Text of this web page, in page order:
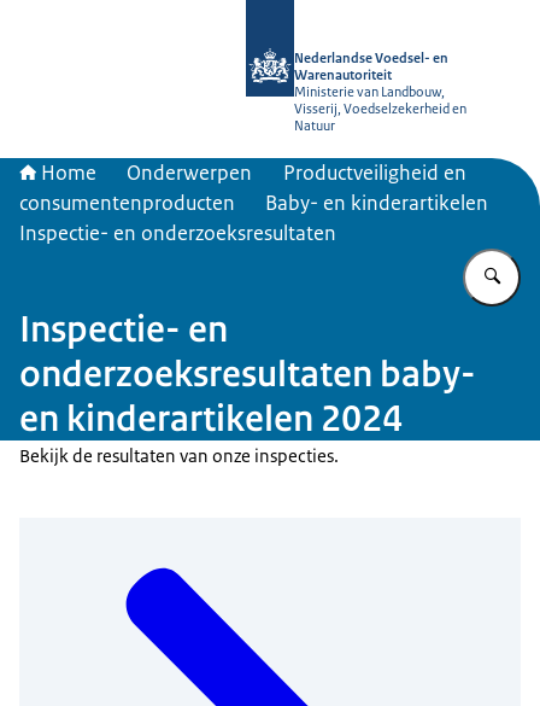
Nederlandse Voedsel- en
Warenautoriteit
Ministerie van Landbouw,
Visserij, Voedselzekerheid en
Natuur
Home Onderwerpen
Productveiligheid en
consumentenproducten
Baby- en kinderartikelen
Inspectie- en onderzoeksresultaten
Inspectie- en
onderzoeksresultaten baby-
en kinderartikelen 2024
Bekijk de resultaten van onze inspecties.